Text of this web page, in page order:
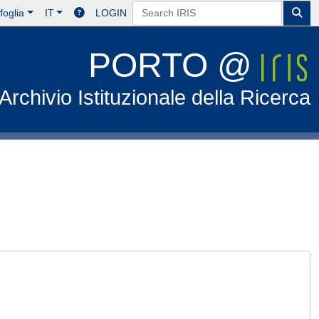
IT LOGIN
PORTO @
Istituzionale della Ricerca